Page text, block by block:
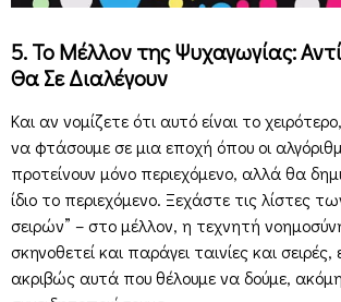
5. Το Μέλλον της Ψυχαγωγίας:
Θα Σε Διαλέγουν
Και αν νομίζετε ότι αυτό είναι το
να φτάσουμε σε μια εποχή όπου οι
προτείνουν μόνο περιεχόμενο, αλλά θα
ίδιο το περιεχόμενο. Ξεχάστε τις λίστες
σειρών” – στο μέλλον, η τεχνητή
σκηνοθετεί και παράγει ταινίες και
ακριβώς αυτά που θέλουμε να δούμε,